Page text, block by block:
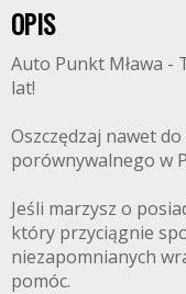
OPIS
Auto Punkt Mława -
lat!
Oszczędzaj nawet
porównywalnego w
Jeśli marzysz o
który przyciągnie
niezapomnianych
pomóc.